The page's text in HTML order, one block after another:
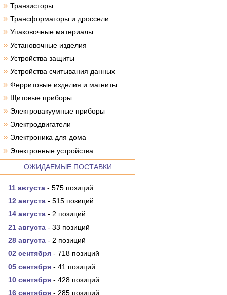
» Транзисторы
» Трансформаторы и дроссели
» Упаковочные материалы
» Установочные изделия
» Устройства защиты
» Устройства считывания данных
» Ферритовые изделия и магниты
» Щитовые приборы
» Электровакуумные приборы
» Электродвигатели
» Электроника для дома
» Электронные устройства
ОЖИДАЕМЫЕ ПОСТАВКИ
11 августа - 575 позиций
12 августа - 515 позиций
14 августа - 2 позиций
21 августа - 33 позиций
28 августа - 2 позиций
02 сентября - 718 позиций
05 сентября - 41 позиций
10 сентября - 428 позиций
16 сентября - 285 позиций